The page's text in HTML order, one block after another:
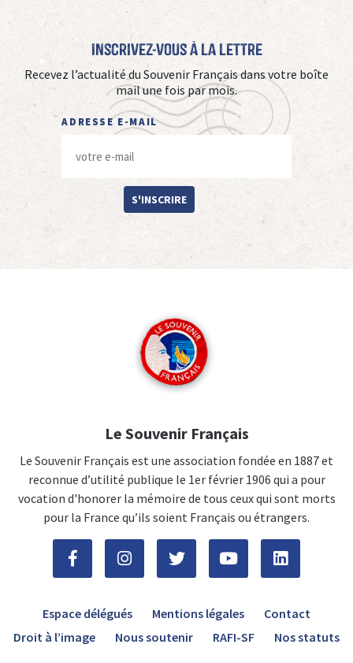
Inscrivez-vous à La Lettre
Recevez l’actualité du Souvenir Français dans votre boîte
mail une fois par mois.
ADRESSE E-MAIL
S'INSCRIRE
Le Souvenir Français
Le Souvenir Français est une association fondée en 1887 et
reconnue d’utilité publique le 1er février 1906 qui a pour
vocation d'honorer la mémoire de tous ceux qui sont morts
pour la France qu’ils soient Français ou étrangers.
Espace délégués Mentions légales
Contact
Droit à l’image
Nous soutenir RAFI-SF Nos statuts